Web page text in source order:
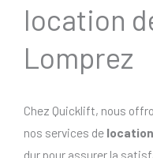
location
Lomprez
Chez Quicklift, nous
nos services de
dur pour assurer la